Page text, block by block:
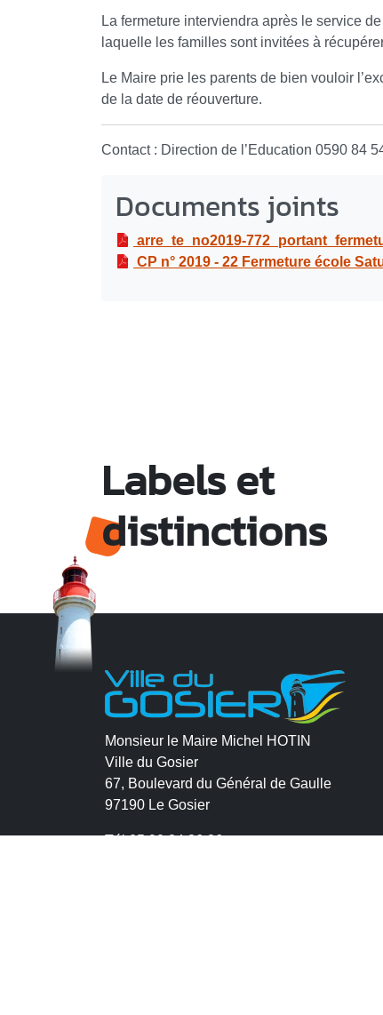
La fermeture interviendra après le service
laquelle les familles sont invitées à
Le Maire prie les parents de bien vouloir
de la date de réouverture.
Contact : Direction de l’Education 0590 84
Documents joints
arre_te_no2019-
CP n° 2019 - 22 Fermeture école
Labels et
distinctions
Monsieur le Maire Michel HOTIN
Ville du Gosier
67, Boulevard du Général de Gaulle
97190 Le Gosier
Tél.05 90 84 86 86